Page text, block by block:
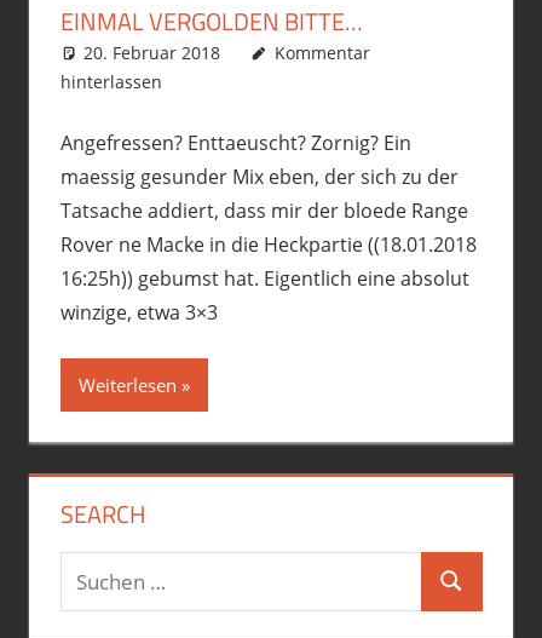
EINMAL VERGOLDEN BITTE…
20. Februar 2018 phil
Allgemein,Duster
Kommentar
hinterlassen
Angefressen? Enttaeuscht? Zornig? Ein
maessig gesunder Mix eben, der sich zu der
Tatsache addiert, dass mir der bloede Range
Rover ne Macke in die Heckpartie ((18.01.2018
16:25h)) gebumst hat. Eigentlich eine absolut
winzige, etwa 3×3
Weiterlesen
SEARCH
Suchen
nach:
Suchen